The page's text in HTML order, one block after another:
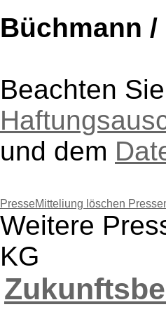
Büchmann /
Beachten
und dem
PresseMitteliung löschen
Weitere
KG